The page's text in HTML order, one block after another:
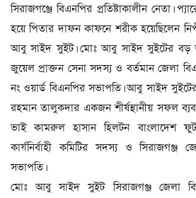
সিরাজগঞ্জে বিএনপির প্রতিষ্টাকালীন নেতা।
হয়ে পিতার দাফন কাফনে শরীক হয়েছিলেন
আবু সাইদ সুইট। মোঃ আবু সাইদ সুইটের বড়
জুয়েল প্রাক্তন সেনা সদস্য ও বর্তমান জেলা
নং ওয়ার্ড বিএনপির সভাপতি। আবু সাইদ
রহমান তালুকদার একজন শীর্ষস্থানীয় সফল
ভাই কামরুল হাসান হিলটন বাংলাদেশ
কার্যনির্বাহী কমিটির সদস্য ও
সভাপতি।
মোঃ আবু সাইদ সুইট সিরাজগঞ্জ জেলা